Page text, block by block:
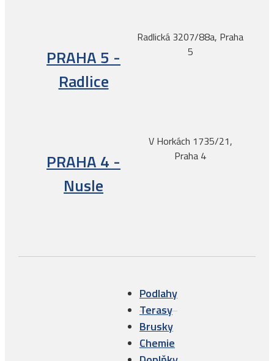
PRAHA 5 -
Radlice
Radlická 3207/88a, Praha
5
PRAHA 4 -
Nusle
V Horkách 1735/21,
Praha 4
Podlahy
Terasy
Brusky
Chemie